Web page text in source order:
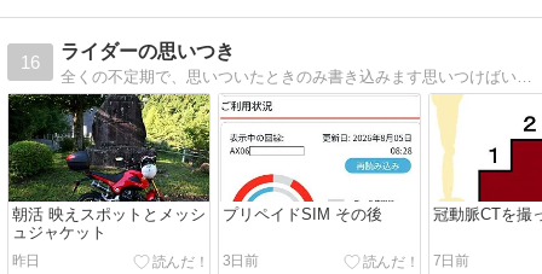
16
ライダーの思いつき
朝活 映えスポットとメッシ
ュジャケット
昨日
プリペイドSIM その後
3日前
冠動脈CTを撮
7日前